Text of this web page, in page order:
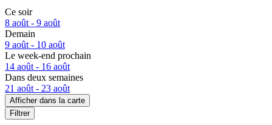
Ce soir
8 août - 9 août
Demain
9 août - 10 août
Le week-end prochain
14 août - 16 août
Dans deux semaines
21 août - 23 août
Afficher dans la carte
Filtrer